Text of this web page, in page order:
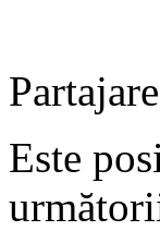
Este